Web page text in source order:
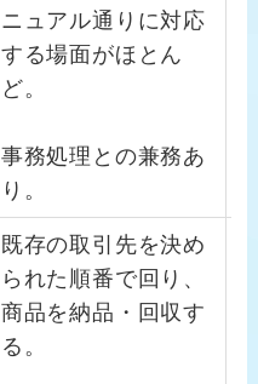
ニュアル通りに対応
する場面がほとん
ど。
事務処理との兼務あ
り。
既存の取引先を決め
られた順番で回り、
商品を納品・回収す
る。